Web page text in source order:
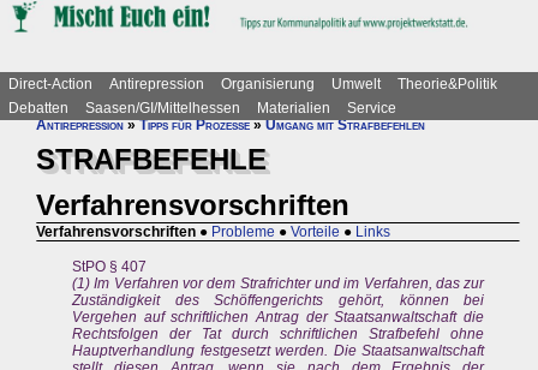
Direct-Action Antirepression Organisierung Umwelt
Theorie&Politik
Debatten
Saasen/GI/Mittelhessen Materialien
Service
Antirepression»Tipps für Prozesse»Umgang mit Strafbefehlen
STRAFBEFEHLE
Verfahrensvorschriften
Verfahrensvorschriften ● Probleme ● Vorteile ● Links
StPO § 407
(1) Im Verfahren vor dem Strafrichter und im Verfahren, das zur
Zuständigkeit des Schöffengerichts gehört, können bei
Vergehen auf schriftlichen Antrag der Staatsanwaltschaft die
Rechtsfolgen der Tat durch schriftlichen Strafbefehl ohne
Hauptverhandlung festgesetzt werden. Die Staatsanwaltschaft